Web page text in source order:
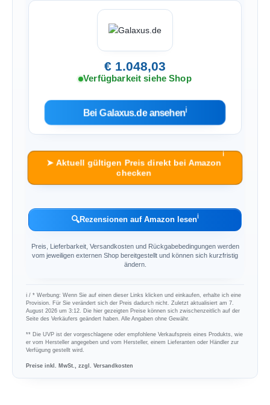
€ 1.048,03
Verfügbarkeit siehe Shop
Bei Galaxus.de ansehenℹ︎
➤ Aktuell gültigen Preis direkt bei Amazon
checken
ℹ︎
🔍Rezensionen auf Amazon lesenℹ︎
Preis, Lieferbarkeit, Versandkosten und Rückgabebedingungen werden
vom jeweiligen externen Shop bereitgestellt und können sich kurzfristig
ändern.
ℹ︎ / * Werbung: Wenn Sie auf einen dieser Links klicken und einkaufen, erhalte ich eine
Provision. Für Sie verändert sich der Preis dadurch nicht. Zuletzt aktualisiert am 7.
August 2026 um 3:12. Die hier gezeigten Preise können sich zwischenzeitlich auf der
Seite des Verkäufers geändert haben. Alle Angaben ohne Gewähr.
** Die UVP ist der vorgeschlagene oder empfohlene Verkaufspreis eines Produkts, wie
er vom Hersteller angegeben und vom Hersteller, einem Lieferanten oder Händler zur
Verfügung gestellt wird.
Preise inkl. MwSt., zzgl. Versandkosten